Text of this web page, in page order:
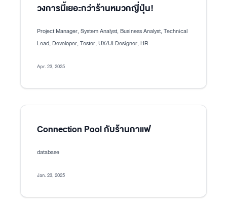
วงการนี้เยอะกว่าร้านหมวกญี่ปุ่น!
Project Manager, System Analyst, Business Analyst, Technical
Lead, Developer, Tester, UX/UI Designer, HR
Apr. 23, 2025
Connection Pool กับร้านกาแฟ
database
Jan. 23, 2025